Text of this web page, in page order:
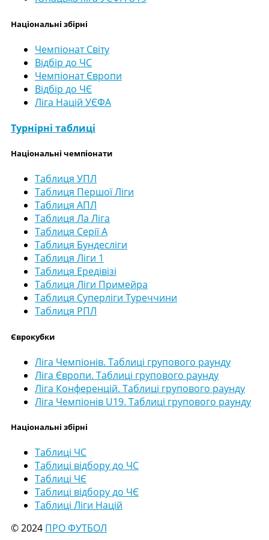
Національні збірні
Чемпіонат Світу
Відбір до ЧС
Чемпіонат Європи
Відбір до ЧЄ
Ліга Націй УЄФА
Турнірні таблиці
Національні чемпіонати
Таблиця УПЛ
Таблиця Першої Ліги
Таблиця АПЛ
Таблиця Ла Ліга
Таблиця Серії А
Таблиця Бундесліги
Таблиця Ліги 1
Таблиця Ередівізі
Таблиця Ліги Примейра
Таблиця Суперліги Туреччини
Таблиця РПЛ
Єврокубки
Ліга Чемпіонів. Таблиці групового раунду
Ліга Європи. Таблиці групового раунду
Ліга Конференцій. Таблиці групового раунду
Ліга Чемпіонів U19. Таблиці групового раунду
Національні збірні
Таблиці ЧС
Таблиці відбору до ЧС
Таблиці ЧЄ
Таблиці відбору до ЧЄ
Таблиці Ліги Націй
© 2024 ПРО ФУТБОЛ